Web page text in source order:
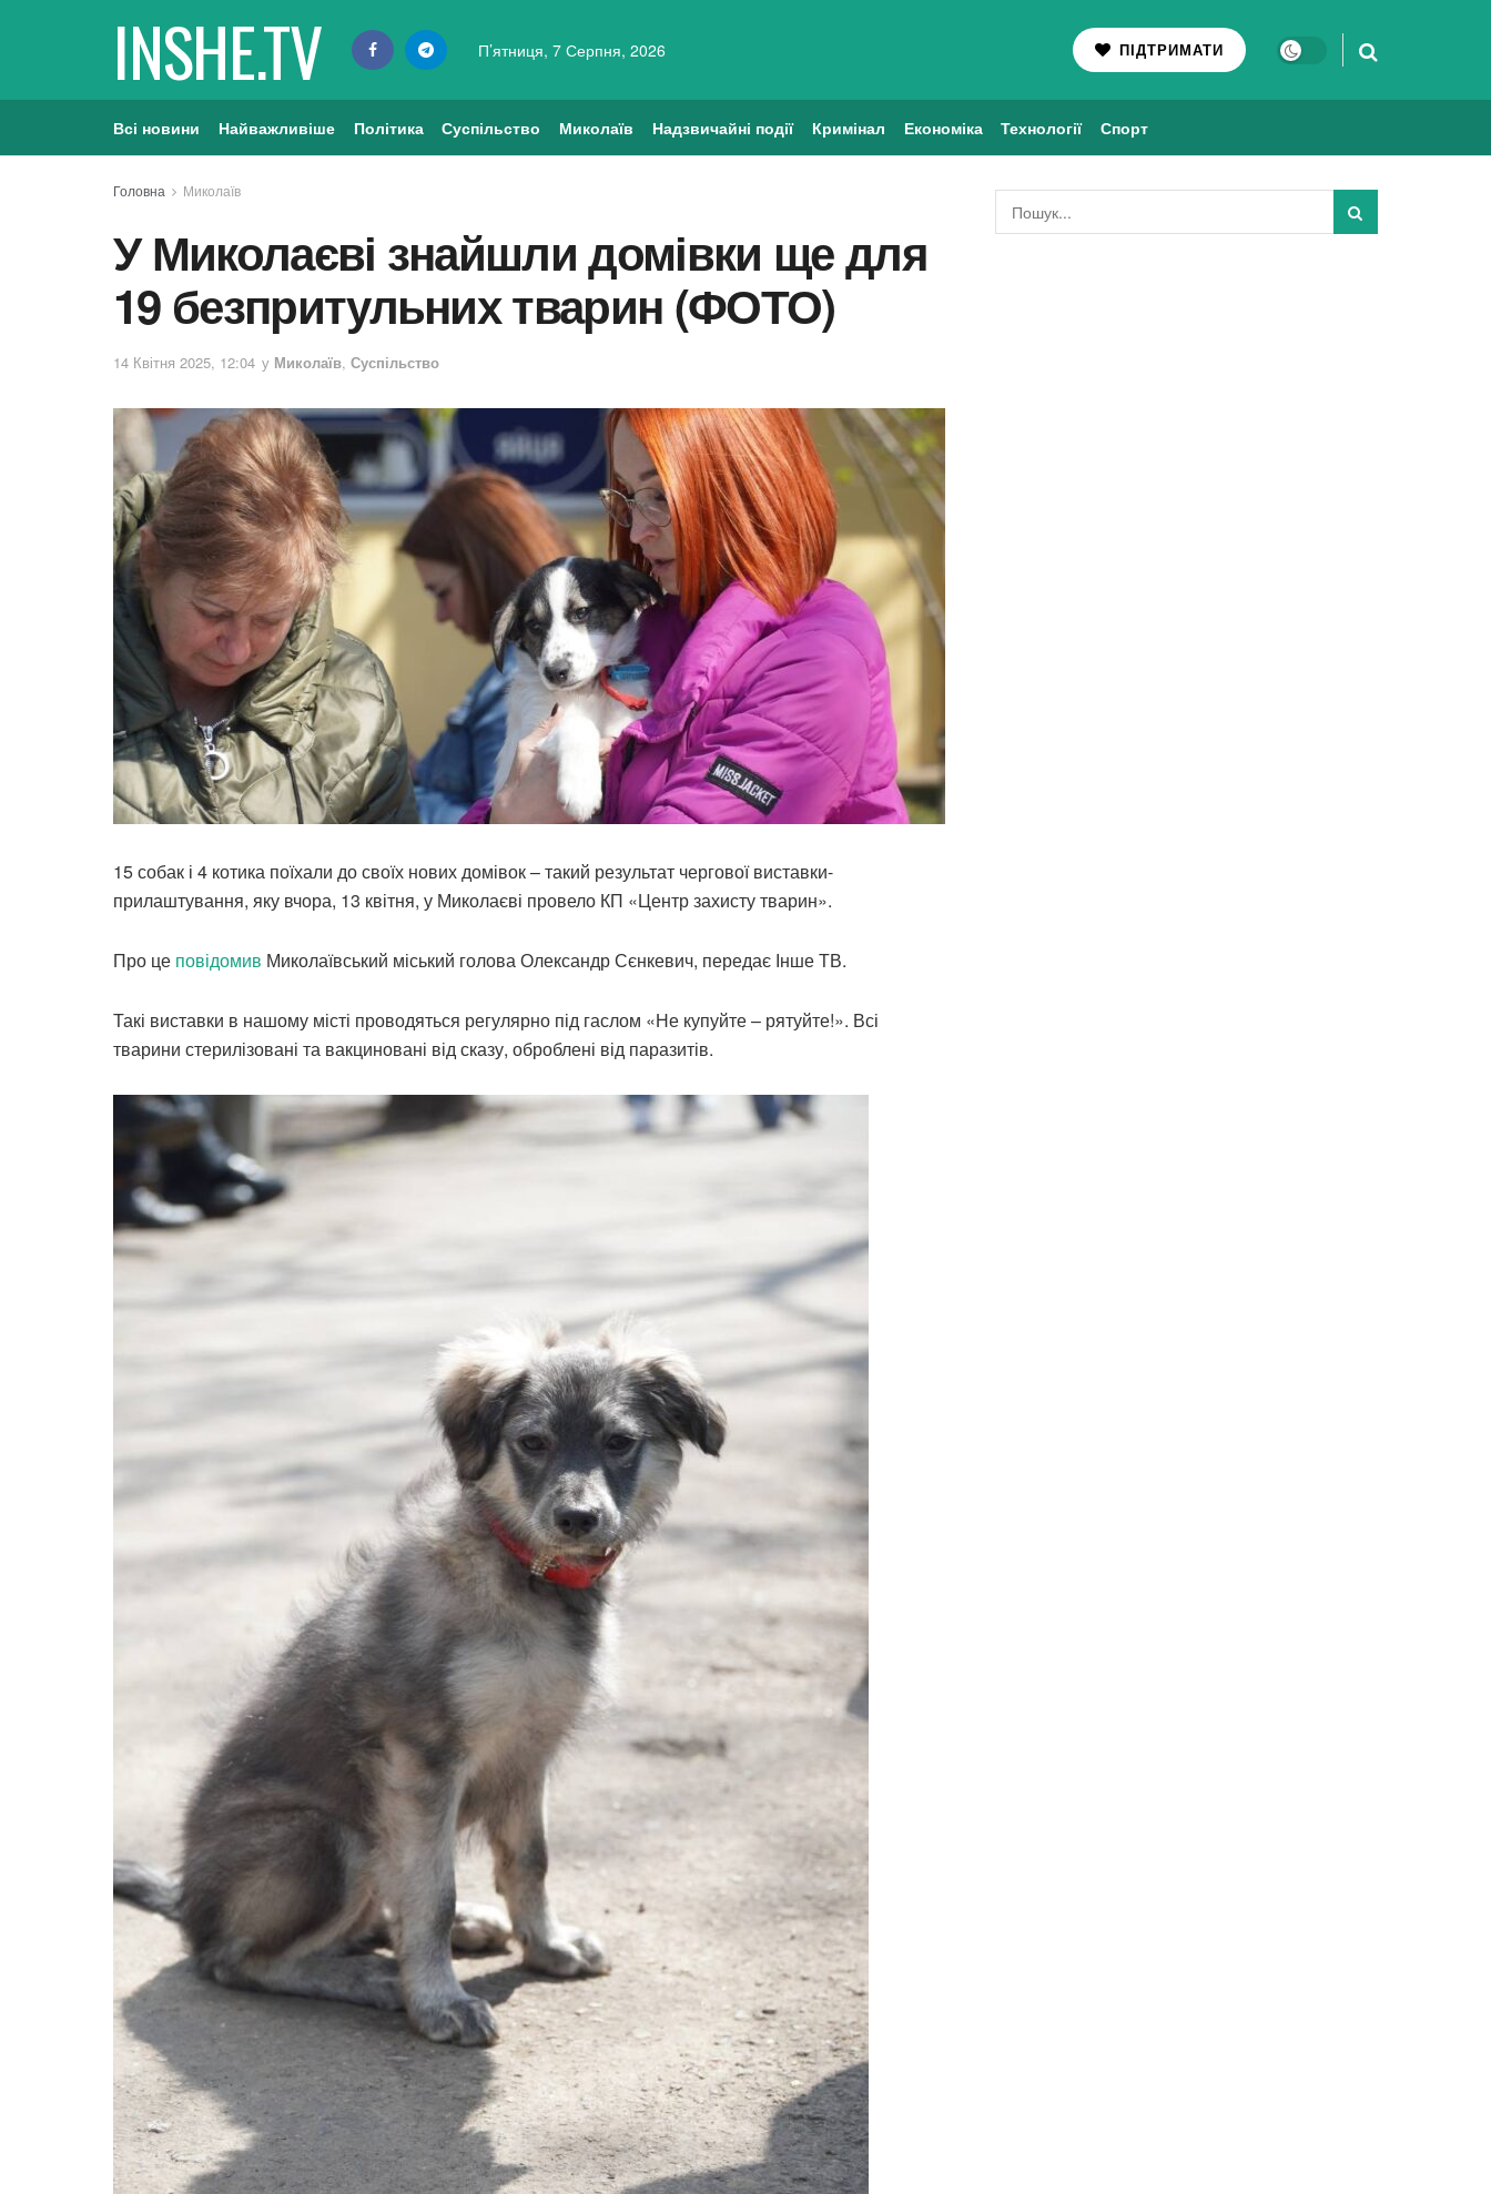
INSHE.TV П’ятниця, 7 Серпня, 2026 ПІДТРИМАТИ
Всі новини Найважливіше Політика Суспільство Миколаїв Надзвичайні події Кримінал Економіка Технології Спорт
Головна Миколаїв
У Миколаєві знайшли домівки ще для
19 безпритульних тварин (ФОТО)
14 Квітня 2025, 12:04 у Миколаїв, Суспільство
15 собак і 4 котика поїхали до своїх нових домівок – такий результат чергової виставки-
прилаштування, яку вчора, 13 квітня, у Миколаєві провело КП «Центр захисту тварин».
Про це повідомив Миколаївський міський голова Олександр Сєнкевич, передає Інше ТВ.
Такі виставки в нашому місті проводяться регулярно під гаслом «Не купуйте – рятуйте!». Всі
тварини стерилізовані та вакциновані від сказу, оброблені від паразитів.